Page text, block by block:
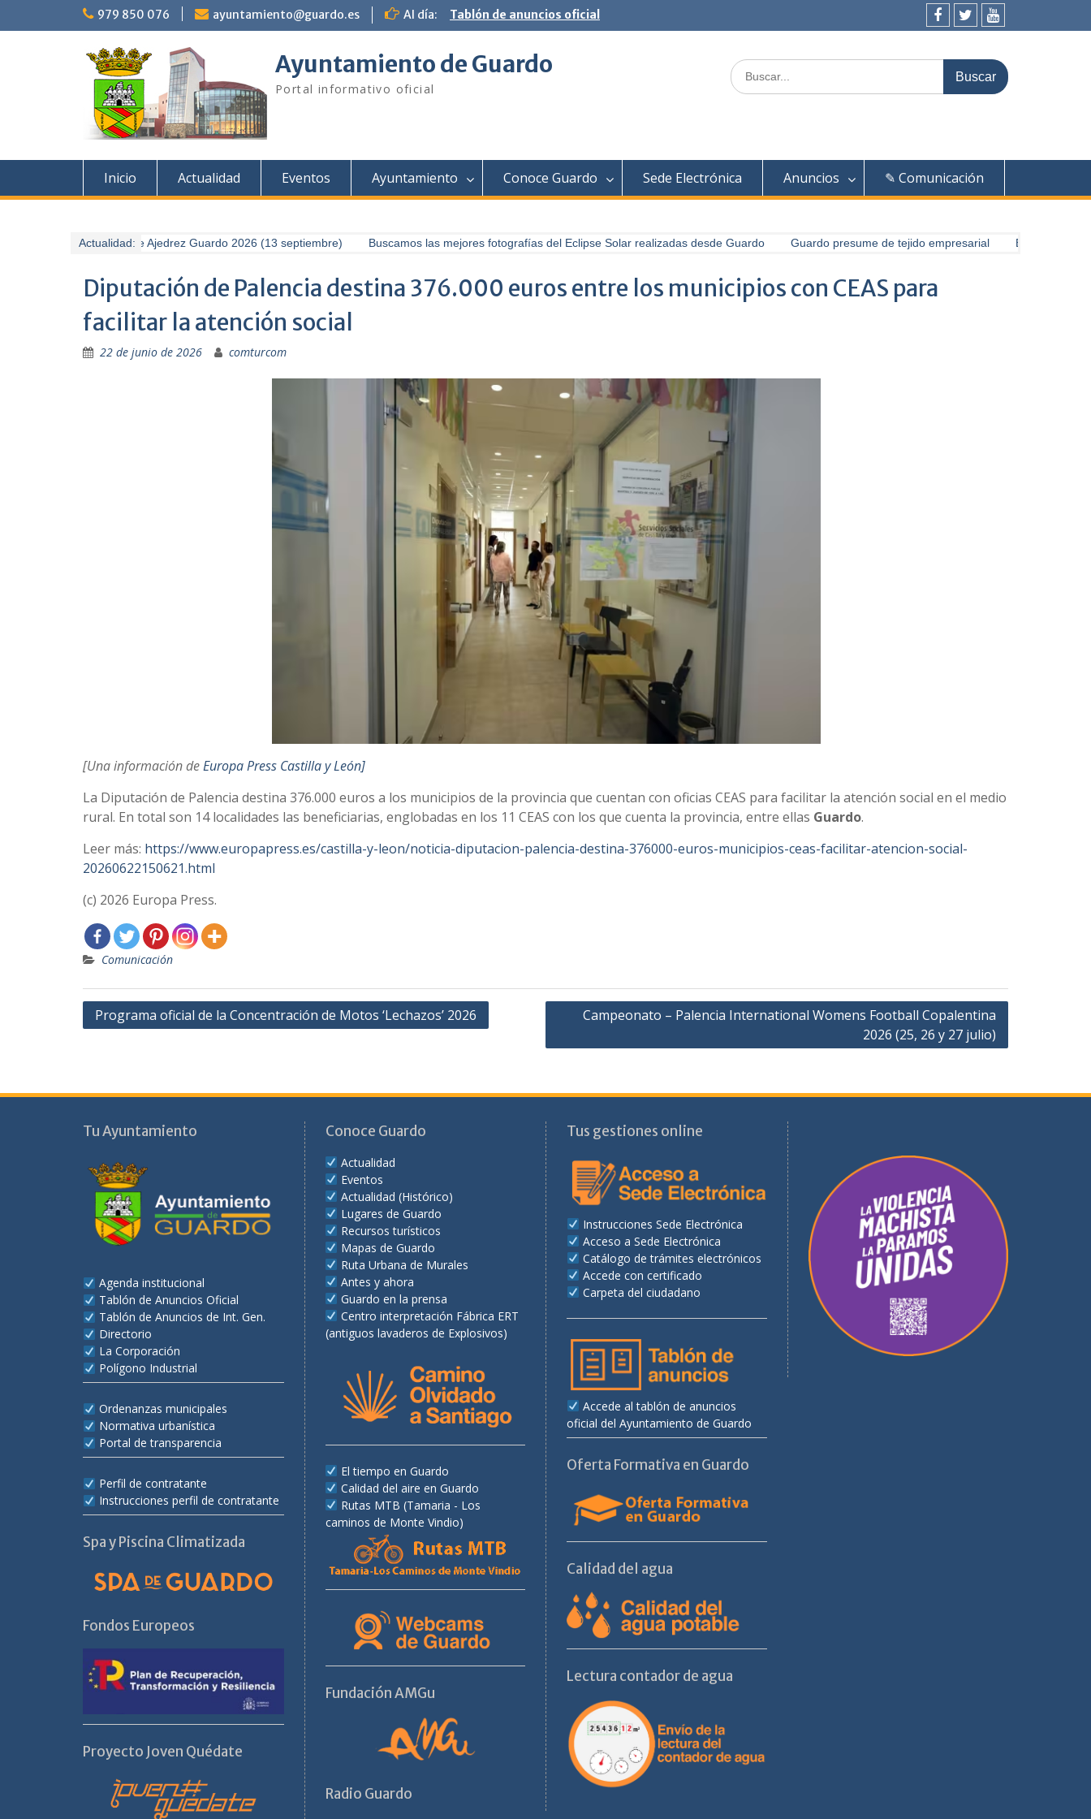
979 850 076 ayuntamiento@guardo.es Al día:
Tablón de anuncios oficial
Facebook
TwitterYoutube
Ayuntamiento de Guardo
Portal informativo oficial
Buscar:
Inicio Actualidad Eventos Ayuntamiento Conoce Guardo Sede Electrónica Anuncios ✎ Comunicación
Actualidad:
II Torneo de Ajedrez Guardo 2026 (13 septiembre) Buscamos las mejores fotografías del Eclipse Solar realizadas desde Guardo Guardo presume de tejido empresarial Exploradores
Diputación de Palencia destina 376.000 euros entre los municipios con CEAS para
facilitar la atención social
22 de junio de 2026 comturcom
[Una información deEuropa Press Castilla y León]
La Diputación de Palencia destina 376.000 euros a los municipios de la provincia que cuentan con oficias CEAS para facilitar la atención social en el medio
rural. En total son 14 localidades las beneficiarias, englobadas en los 11 CEAS con los que cuenta la provincia, entre ellas Guardo.
Leer más: https://www.europapress.es/castilla-y-leon/noticia-diputacion-palencia-destina-376000-euros-municipios-ceas-facilitar-atencion-social-
20260622150621.html
(c) 2026 Europa Press.
Comunicación
Navegación
Programa oficial de la Concentración de Motos ‘Lechazos’ 2026
Campeonato – Palencia International Womens Football Copalentina
2026 (25, 26 y 27 julio)
Tu Ayuntamiento
Agenda institucional
Tablón de Anuncios Oficial
Tablón de Anuncios de Int. Gen.
Directorio
La Corporación
Polígono Industrial
Ordenanzas municipales
Normativa urbanística
Portal de transparencia
Perfil de contratante
Instrucciones perfil de contratante
Spa y Piscina Climatizada
Fondos Europeos
Proyecto Joven Quédate
Conoce Guardo
Actualidad
Eventos
Actualidad (Histórico)
Lugares de Guardo
Recursos turísticos
Mapas de Guardo
Ruta Urbana de Murales
Antes y ahora
Guardo en la prensa
Centro interpretación Fábrica ERT
(antiguos lavaderos de Explosivos)
El tiempo en Guardo
Calidad del aire en Guardo
Rutas MTB (Tamaria - Los
caminos de Monte Vindio)
Fundación AMGu
Radio Guardo
Tus gestiones online
Instrucciones Sede Electrónica
Acceso a Sede Electrónica
Catálogo de trámites electrónicos
Accede con certificado
Carpeta del ciudadano
Accede al tablón de anuncios
oficial del Ayuntamiento de Guardo
Oferta Formativa en Guardo
Calidad del agua
Lectura contador de agua